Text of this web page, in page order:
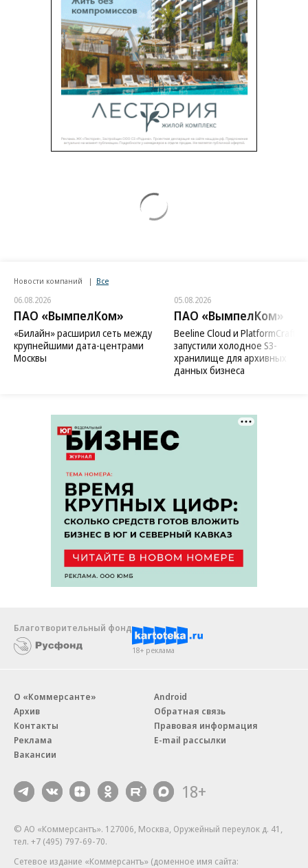
Новости компаний Все
06.08.2026
ПАО «ВымпелКом»
«Билайн» расширил сеть между
крупнейшими дата-центрами
Москвы
05.08.2026
ПАО «ВымпелКом»
Beeline Cloud и PlatformCraft
запустили холодное S3-
хранилище для архивных
данных бизнеса
Благотворительный фонд
18+ реклама
О «Коммерсанте»
Архив
Контакты
Реклама
Вакансии
Android
Обратная связь
Правовая информация
E-mail рассылки
18+
© АО «Коммерсантъ». 127006, Москва, Оружейный переулок д. 41,
тел. +7 (495) 797-69-70.
Сетевое издание «Коммерсантъ» (доменное имя сайта: